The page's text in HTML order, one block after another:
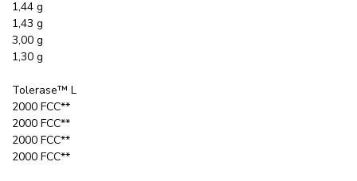
1,44 g
1,43 g
3,00 g
1,30 g
Tolerase™ L
2000 FCC**
2000 FCC**
2000 FCC**
2000 FCC**